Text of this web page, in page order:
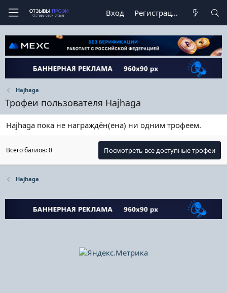
Вход Регистрация
Hajhaga
Трофеи пользователя Hajhaga
Hajhaga пока не награждён(ена) ни одним трофеем.
Всего баллов: 0 Посмотреть все доступные трофеи
Hajhaga